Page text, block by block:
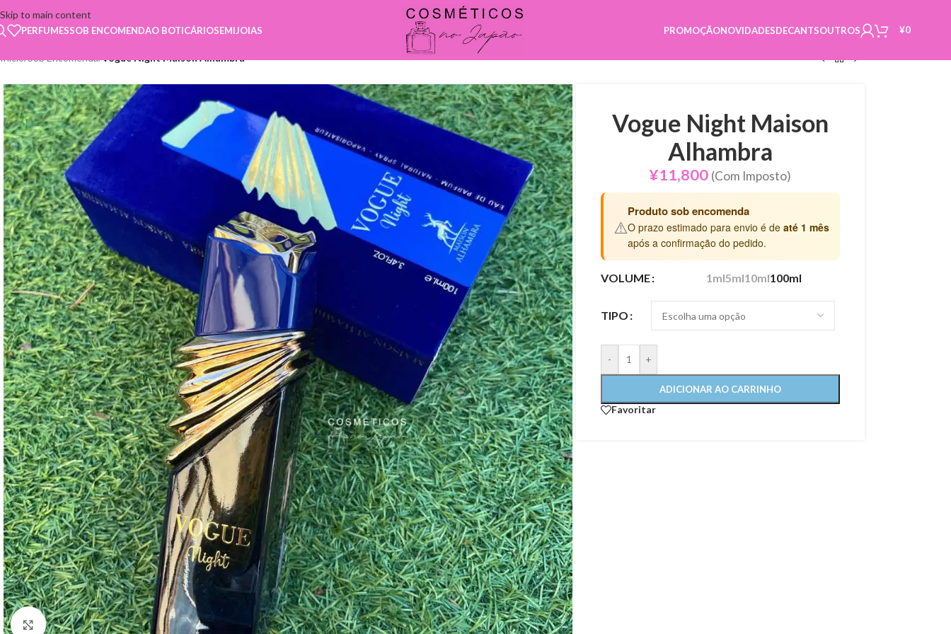
Skip to main content
PERFUMESSOB ENCOMENDAO BOTICÁRIOSEMIJOIAS PROMOÇÃONOVIDADESDECANTSOUTROS ¥0
Início/Sob Encomenda/Vogue Night Maison Alhambra
Click to enlarge
Vogue Night Maison
Alhambra
¥11,800 (Com Imposto)
⚠️
Produto sob encomenda
O prazo estimado para envio é de até 1 mês
após a confirmação do pedido.
VOLUME 1ml5ml10ml100ml
TIPO
- +
ADICIONAR AO CARRINHO
Favoritar